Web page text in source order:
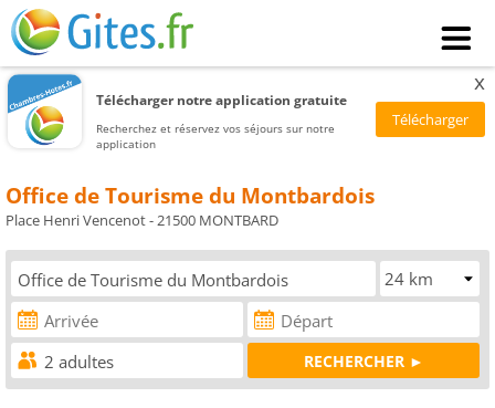
Télécharger notre application gratuite
Recherchez et réservez vos séjours sur notre
application
x
Office de Tourisme du Montbardois
Place Henri Vencenot - 21500 MONTBARD